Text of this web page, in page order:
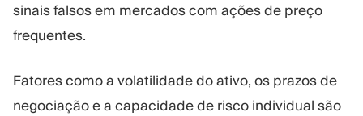
sinais falsos em mercados com ações de preço
frequentes.
Fatores como a volatilidade do ativo, os prazos de
negociação e a capacidade de risco individual são